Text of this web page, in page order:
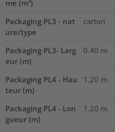
me (m³)
Packaging PL3 - nat
ure/type
carton
Packaging PL3- Larg
eur (m)
0.40 m
Packaging PL4 - Hau
teur (m)
1.20 m
Packaging PL4 - Lon
gueur (m)
1.20 m